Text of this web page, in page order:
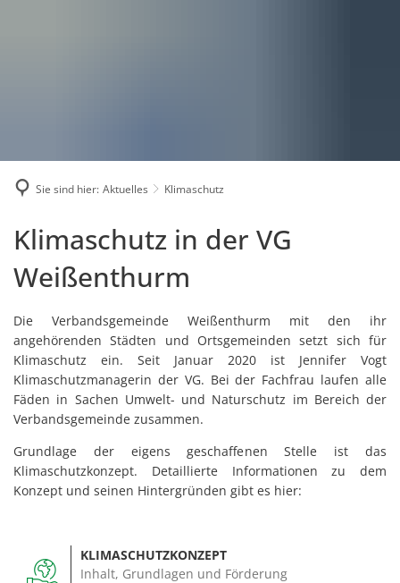
Sie sind hier: Aktuelles Klimaschutz
Klimaschutz
Klimaschutz in der VG
Weißenthurm
Die Verbandsgemeinde Weißenthurm mit den ihr
angehörenden Städten und Ortsgemeinden setzt sich für
Klimaschutz ein. Seit Januar 2020 ist Jennifer Vogt
Klimaschutzmanagerin der VG. Bei der Fachfrau laufen alle
Fäden in Sachen Umwelt- und Naturschutz im Bereich der
Verbandsgemeinde zusammen.
Grundlage der eigens geschaffenen Stelle ist das
Klimaschutzkonzept. Detaillierte Informationen zu dem
Konzept und seinen Hintergründen gibt es hier:
KLIMASCHUTZKONZEPT
Inhalt, Grundlagen und Förderung